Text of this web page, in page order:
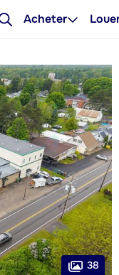
Acheter
38